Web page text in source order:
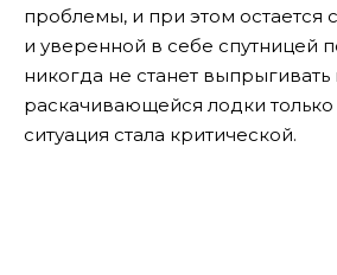
проблемы, и при этом остается
и уверенной в себе спутницей
никогда не станет выпрыгивать
раскачивающейся лодки только
ситуация стала критической.